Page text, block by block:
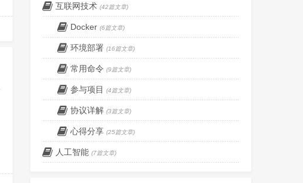
互联网技术 (42篇文章)
Docker (6篇文章)
环境部署 (16篇文章)
常用命令 (9篇文章)
参与项目 (4篇文章)
协议详解 (3篇文章)
心得分享 (25篇文章)
人工智能 (7篇文章)